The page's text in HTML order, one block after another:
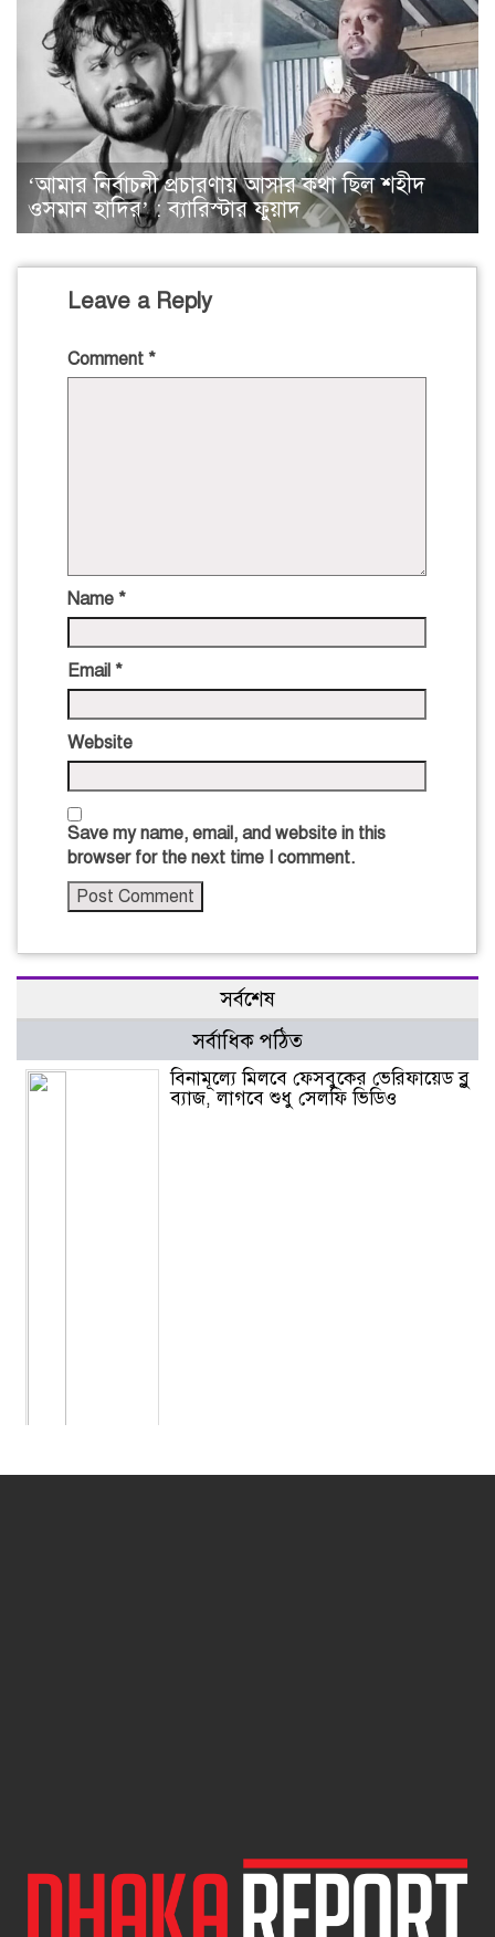
‘আমার নির্বাচনী প্রচারণায় আসার কথা ছিল শহীদ
ওসমান হাদির’ : ব্যারিস্টার ফুয়াদ
Leave a Reply
Comment *
Name *
Email *
Website
Save my name, email, and website in this
browser for the next time I comment.
সর্বশেষ
সর্বাধিক পঠিত
বিনামূল্যে মিলবে ফেসবুকের ভেরিফায়েড ব্লু
ব্যাজ, লাগবে শুধু সেলফি ভিডিও